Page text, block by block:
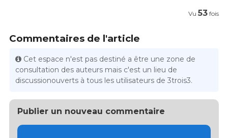
Vu 53 fois
Commentaires de l'article
Cet espace n'est pas destiné a être une zone de
consultation des auteurs mais c'est un lieu de
discussionouverts à tous les utilisateurs de 3trois3.
Publier un nouveau commentaire